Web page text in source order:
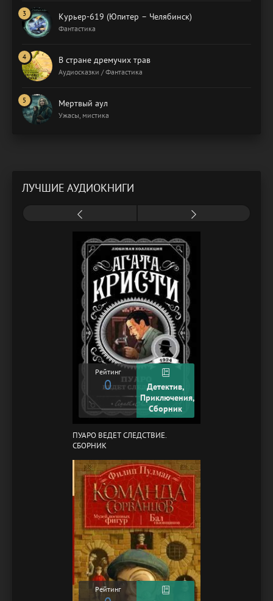
Курьер-619 (Юпитер – Челябинск)
Фантастика
В стране дремучих трав
Аудиосказки / Фантастика
Мертвый аул
Ужасы, мистика
ЛУЧШИЕ АУДИОКНИГИ
Рейтинг
0
Детектив,
Приключения,
Сборник
ПУАРО ВЕДЕТ СЛЕДСТВИЕ.
СБОРНИК
Рейтинг